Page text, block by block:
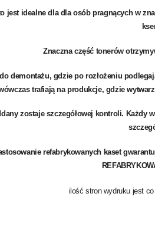
jest idealne dla dla osób pragnących w
Znaczna część tonerów
demontażu, gdzie po rozłożeniu
trafiają na produkcje, gdzie
zostaje szczegółowej kontroli.
refabrykowanych kaset
ilość stron wydruku jest